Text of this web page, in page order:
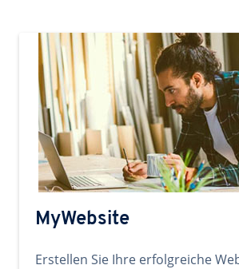
MyWebsite
Erstellen Sie Ihre erfolgreiche